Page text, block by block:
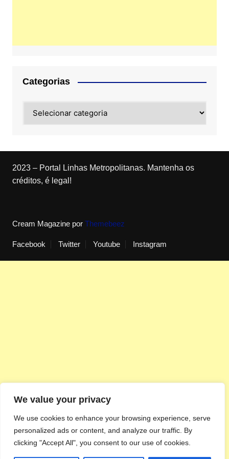
We value your privacy
We use cookies to enhance your browsing experience, serve
personalized ads or content, and analyze our traffic. By
clicking "Accept All", you consent to our use of cookies.
Categorias
2023 – Portal Linhas Metropolitanas. Mantenha os
créditos, é legal!
Cream Magazine por Themebeez
Facebook Twitter Youtube Instagram